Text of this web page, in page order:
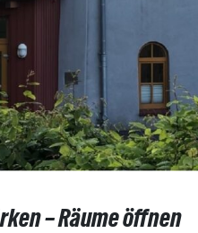
– Räume öffnen